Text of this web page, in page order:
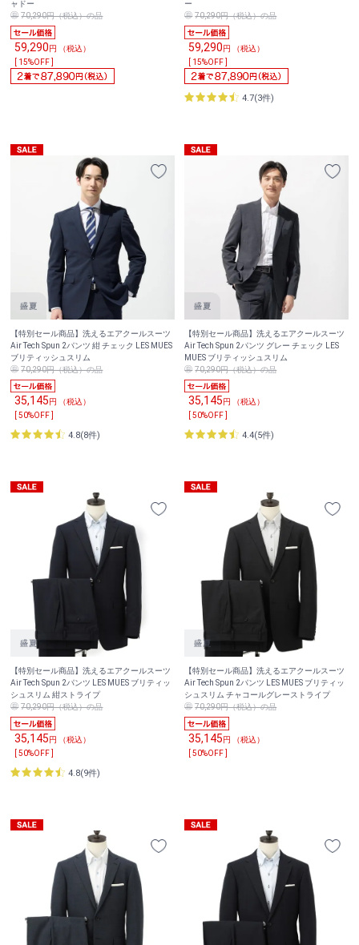
ャドー
70,290円（税込）の品
59,290円 （税込）
[ 15%OFF ]
ー
70,290円（税込）の品
59,290円 （税込）
[ 15%OFF ]
4.7(3件)
【特別セール商品】洗えるエアクールスーツ
Air Tech Spun 2パンツ 紺 チェック LES MUES
ブリティッシュスリム
70,290円（税込）の品
35,145円 （税込）
[ 50%OFF ]
4.8(8件)
【特別セール商品】洗えるエアクールスーツ
Air Tech Spun 2パンツ グレー チェック LES
MUES ブリティッシュスリム
70,290円（税込）の品
35,145円 （税込）
[ 50%OFF ]
4.4(5件)
【特別セール商品】洗えるエアクールスーツ
Air Tech Spun 2パンツ LES MUES ブリティッ
シュスリム 紺ストライプ
70,290円（税込）の品
35,145円 （税込）
[ 50%OFF ]
4.8(9件)
【特別セール商品】洗えるエアクールスーツ
Air Tech Spun 2パンツ LES MUES ブリティッ
シュスリム チャコールグレーストライプ
70,290円（税込）の品
35,145円 （税込）
[ 50%OFF ]